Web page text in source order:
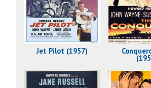
Jet Pilot (1957)